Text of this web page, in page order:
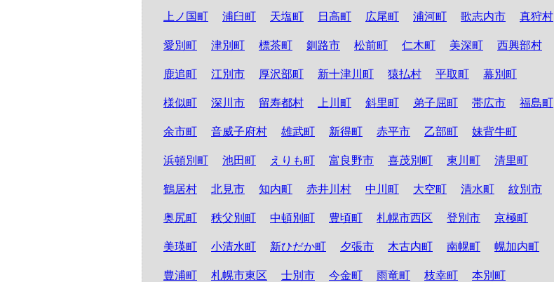
上ノ国町 浦臼町 天塩町 日高町 広尾町 浦河町 歌志内市 真狩村
愛別町 津別町 標茶町 釧路市 松前町 仁木町 美深町 西興部村
鹿追町 江別市 厚沢部町 新十津川町 猿払村 平取町 幕別町
様似町 深川市 留寿都村 上川町 斜里町 弟子屈町 帯広市 福島町
余市町 音威子府村 雄武町 新得町 赤平市 乙部町 妹背牛町
浜頓別町 池田町 えりも町 富良野市 喜茂別町 東川町 清里町
鶴居村 北見市 知内町 赤井川村 中川町 大空町 清水町 紋別市
奥尻町 秩父別町 中頓別町 豊頃町 札幌市西区 登別市 京極町
美瑛町 小清水町 新ひだか町 夕張市 木古内町 南幌町 幌加内町
豊浦町 札幌市東区 士別市 今金町 雨竜町 枝幸町 本別町